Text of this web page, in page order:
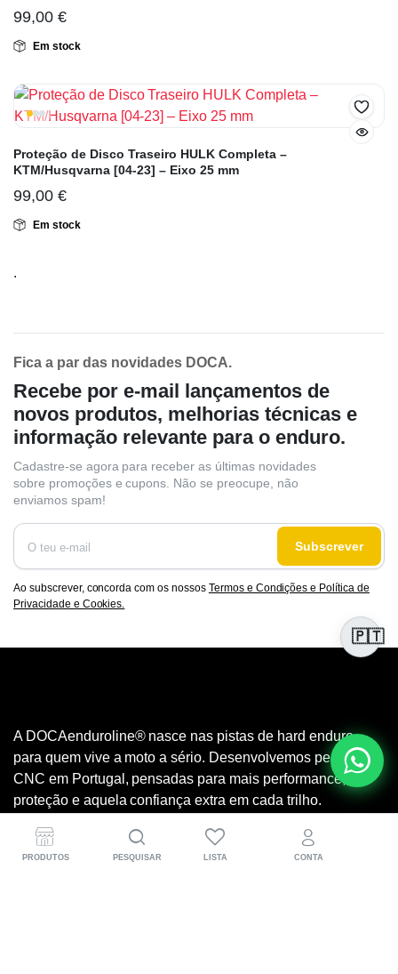
99,00 €
Em stock
Proteção de Disco Traseiro HULK Completa –
KTM/Husqvarna [04-23] – Eixo 25 mm
99,00 €
Em stock
.
Fica a par das novidades DOCA.
Recebe por e-mail lançamentos de
novos produtos, melhorias técnicas e
informação relevante para o enduro.
Cadastre-se agora para receber as últimas novidades
sobre promoções e cupons. Não se preocupe, não
enviamos spam!
Subscrever
Ao subscrever, concorda com os nossos Termos e Condições e Política de
Privacidade e Cookies.
A DOCAenduroline® nasce nas pistas de hard enduro
para quem vive a moto a sério. Desenvolvemos peças
CNC em Portugal, pensadas para mais performance,
proteção e aquela confiança extra em cada trilho.
PRODUTOS PESQUISAR LISTA CONTA
🇵🇹